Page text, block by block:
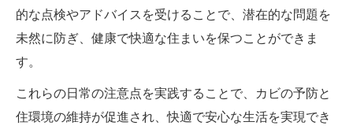
的な点検やアドバイスを受けることで、潜在的な問題を
未然に防ぎ、健康で快適な住まいを保つことができま
す。
これらの日常の注意点を実践することで、カビの予防と
住環境の維持が促進され、快適で安心な生活を実現でき